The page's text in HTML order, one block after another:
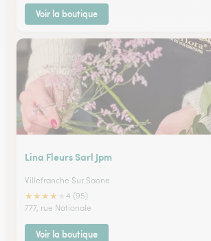
Voir la boutique
Lina Fleurs Sarl Jpm
Villefranche Sur Saone
★★★★
4 (95)
777, rue Nationale
Voir la boutique